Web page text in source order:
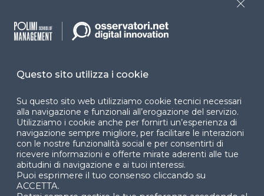
accessibilità
Facebook LinkedIn
YouTube X
Questo sito utilizza i cookie
Su questo sito web utilizziamo cookie tecnici necessari
alla navigazione e funzionali all’erogazione del servizio.
Utilizziamo i cookie anche per fornirti un’esperienza di
navigazione sempre migliore, per facilitare le interazioni
con le nostre funzionalità social e per consentirti di
ricevere informazioni e offerte mirate aderenti alle tue
abitudini di navigazione e ai tuoi interessi.
Puoi esprimere il tuo consenso cliccando su
ACCETTA.